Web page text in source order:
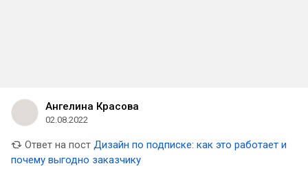
Ангелина Красова
02.08.2022
Ответ на пост Дизайн по подписке: как это работает и
почему выгодно заказчику